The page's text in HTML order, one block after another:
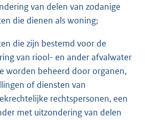
van delen van zodanige
die dienen als woning;
die zijn bestemd voor de
van riool- en ander afvalwater
worden beheerd door organen,
of diensten van
rechtspersonen, een
met uitzondering van delen